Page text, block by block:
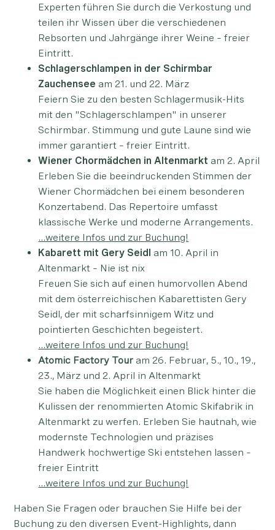
Experten führen Sie durch die Verkostung und
teilen ihr Wissen über die verschiedenen
Rebsorten und Jahrgänge ihrer Weine – freier
Eintritt.
Schlagerschlampen in der Schirmbar
Zauchensee am 21. und 22. März
Feiern Sie zu den besten Schlagermusik-Hits
mit den "Schlagerschlampen" in unserer
Schirmbar. Stimmung und gute Laune sind wie
immer garantiert – freier Eintritt.
Wiener Chormädchen in Altenmarkt am 2. April
Erleben Sie die beeindruckenden Stimmen der
Wiener Chormädchen bei einem besonderen
Konzertabend. Das Repertoire umfasst
klassische Werke und moderne Arrangements.
…weitere Infos und zur Buchung!
Kabarett mit Gery Seidl am 10. April in
Altenmarkt – Nie ist nix
Freuen Sie sich auf einen humorvollen Abend
mit dem österreichischen Kabarettisten Gery
Seidl, der mit scharfsinnigem Witz und
pointierten Geschichten begeistert.
…weitere Infos und zur Buchung!
Atomic Factory Tour am 26. Februar, 5., 10., 19.,
23., März und 2. April in Altenmarkt
Sie haben die Möglichkeit einen Blick hinter die
Kulissen der renommierten Atomic Skifabrik in
Altenmarkt zu werfen. Erleben Sie hautnah, wie
modernste Technologien und präzises
Handwerk hochwertige Ski entstehen lassen –
freier Eintritt
…weitere Infos und zur Buchung!
Haben Sie Fragen oder brauchen Sie Hilfe bei der
Buchung zu den diversen Event-Highlights, dann